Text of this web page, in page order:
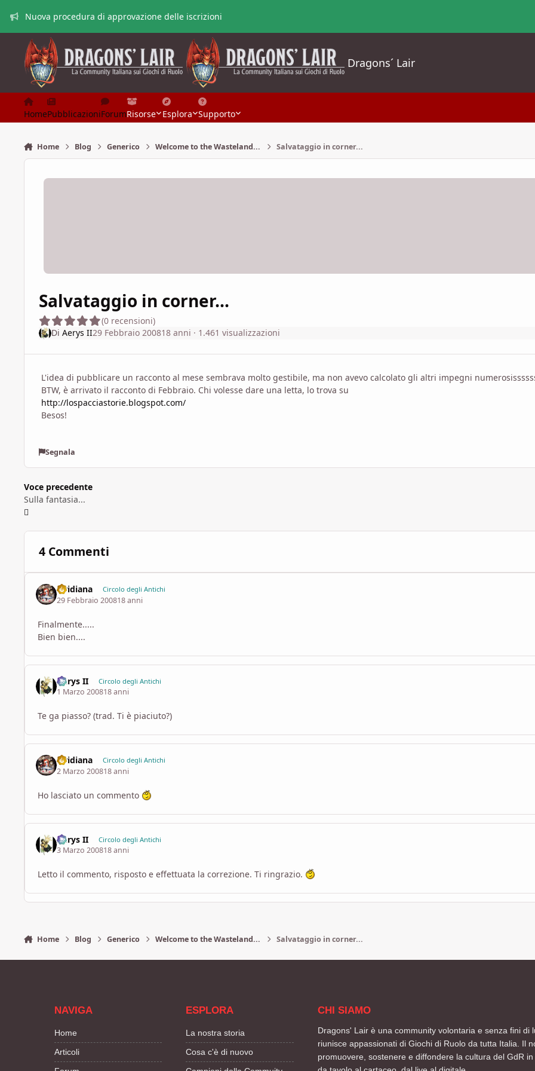
Nuova procedura di approvazione delle iscrizioni
Dragons´ Lair
HomePubblicazioniForumRisorse Esplora Supporto
Home Blog Generico Welcome to the Wasteland... Salvataggio in corner...
Salvataggio in corner...
(0 recensioni)
Di Aerys II29 Febbraio 200818 anni · 1.461 visualizzazioni
L'idea di pubblicare un racconto al mese sembrava molto gestibile, ma non avevo calcolato gli altri impegni
BTW, è arrivato il racconto di Febbraio. Chi volesse dare una letta, lo trova su
http://lospacciastorie.blogspot.com/
Besos!
Segnala
Voce precedente
Sulla fantasia...
4 Commenti
viridiana Circolo degli Antichi
29 Febbraio 200818 anni
Finalmente.....
Bien bien....
Aerys II Circolo degli Antichi
1 Marzo 200818 anni
Te ga piasso? (trad. Ti è piaciuto?)
viridiana Circolo degli Antichi
2 Marzo 200818 anni
Ho lasciato un commento
Aerys II Circolo degli Antichi
3 Marzo 200818 anni
Letto il commento, risposto e effettuata la correzione. Ti ringrazio.
Home Blog Generico Welcome to the Wasteland... Salvataggio in corner...
NAVIGA
Home
Articoli
ESPLORA
La nostra storia
Cosa c'è di nuovo
CHI SIAMO
Dragons' Lair è una community volontaria e senza fini di
riunisce appassionati di Giochi di Ruolo da tutta Italia. Il
promuovere, sostenere e diffondere la cultura del GdR